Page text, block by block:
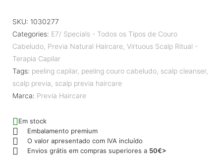
SKU: 1030277
Categories: E7/ Specials - Todos os Tipos de Couro
Cabeludo, Previa Natural Haircare, Virtuous Scalp Ritual -
Terapia Capilar
Tags: peeling capilar, peeling couro cabeludo, scalp cleanser,
scalp previa, scalp previa haircare
Marca: Previa Haircare
Em stock
Embalamento premium
O valor apresentado com IVA incluído
Envios grátis em compras superiores a 50€>